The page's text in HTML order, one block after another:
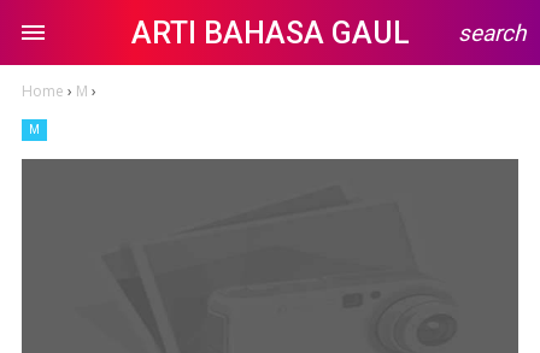
ARTI BAHASA GAUL search
Home › M ›
M